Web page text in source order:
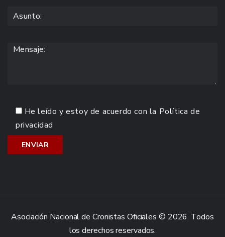
He leído y estoy de acuerdo con la Política de
privacidad
Asociación Nacional de Cronistas Oficiales © 2026. Todos
los derechos reservados.